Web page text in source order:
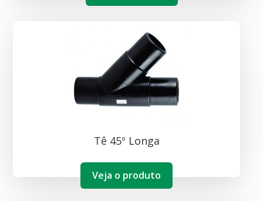
Tê 45º Longa
Veja o produto